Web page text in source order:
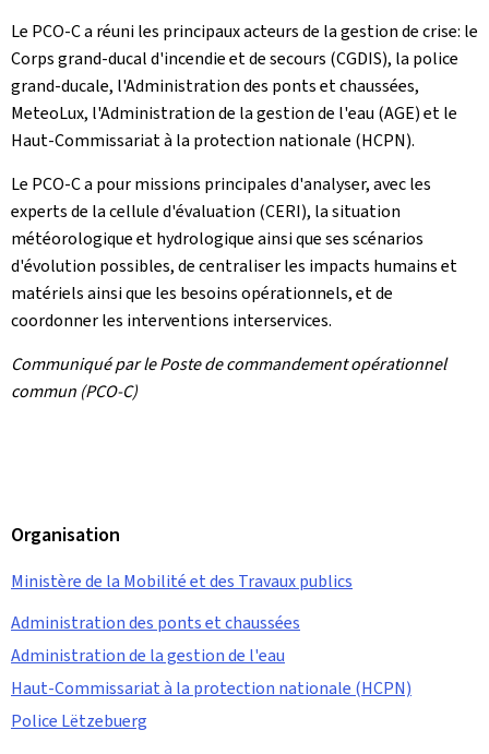
Le PCO-C a réuni les principaux acteurs de la gestion de crise: le
Corps grand-ducal d'incendie et de secours (CGDIS), la police
grand-ducale, l'Administration des ponts et chaussées,
MeteoLux, l'Administration de la gestion de l'eau (AGE) et le
Haut-Commissariat à la protection nationale (HCPN).
Le PCO-C a pour missions principales d'analyser, avec les
experts de la cellule d'évaluation (CERI), la situation
météorologique et hydrologique ainsi que ses scénarios
d'évolution possibles, de centraliser les impacts humains et
matériels ainsi que les besoins opérationnels, et de
coordonner les interventions interservices.
Communiqué par le Poste de commandement opérationnel
commun (PCO-C)
Organisation
Ministère de la Mobilité et des Travaux publics
Administration des ponts et chaussées
Administration de la gestion de l'eau
Haut-Commissariat à la protection nationale (HCPN)
Police Lëtzebuerg